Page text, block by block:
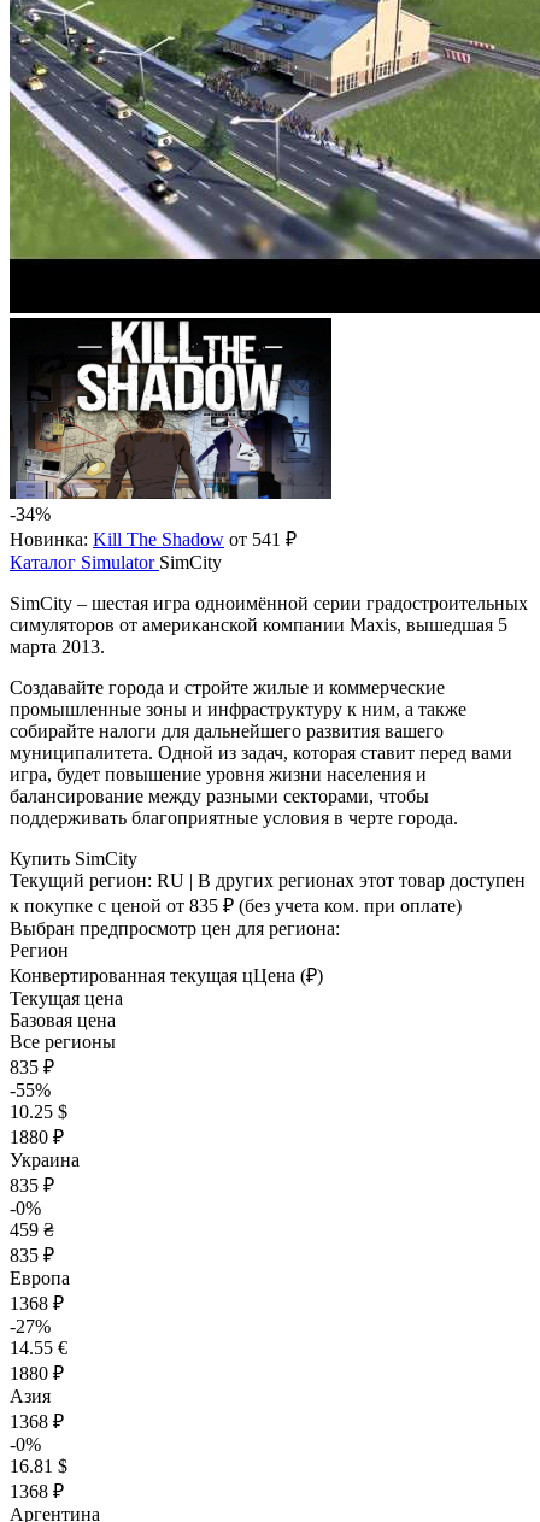
-34%
Новинка: Kill The Shadow от 541 ₽
Каталог Simulator SimCity
SimCity – шестая игра одноимённой серии градостроительных
симуляторов от американской компании Maxis, вышедшая 5
марта 2013.
Создавайте города и стройте жилые и коммерческие
промышленные зоны и инфраструктуру к ним, а также
собирайте налоги для дальнейшего развития вашего
муниципалитета. Одной из задач, которая ставит перед вами
игра, будет повышение уровня жизни населения и
балансирование между разными секторами, чтобы
поддерживать благоприятные условия в черте города.
Купить SimCity
Текущий регион: RU | В других регионах этот товар доступен
к покупке с ценой от 835 ₽ (без учета ком. при оплате)
Выбран предпросмотр цен для региона:
Регион
Конвертированная текущая цЦена (₽)
Текущая цена
Базовая цена
Все регионы
835 ₽
-55%
10.25 $
1880 ₽
Украина
835 ₽
-0%
459 ₴
835 ₽
Европа
1368 ₽
-27%
14.55 €
1880 ₽
Азия
1368 ₽
-0%
16.81 $
1368 ₽
Аргентина